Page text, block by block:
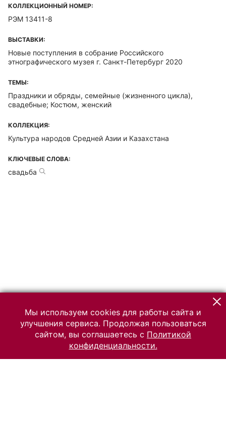
КОЛЛЕКЦИОННЫЙ НОМЕР:
РЭМ 13411-8
ВЫСТАВКИ:
Новые поступления в собрание Российского
этнографического музея г. Санкт-Петербург 2020
ТЕМЫ:
Праздники и обряды, семейные (жизненного цикла),
свадебные; Костюм, женский
КОЛЛЕКЦИЯ:
Культура народов Средней Азии и Казахстана
КЛЮЧЕВЫЕ СЛОВА:
свадьба
Мы используем cookies для работы сайта и
улучшения сервиса. Продолжая пользоваться
сайтом, вы соглашаетесь с Политикой
конфиденциальности.